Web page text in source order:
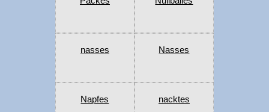
nasses Nasses
Napfes nacktes